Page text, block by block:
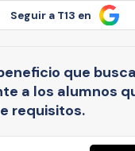
Seguir a T13 en
que
a los alumnos
requisitos.